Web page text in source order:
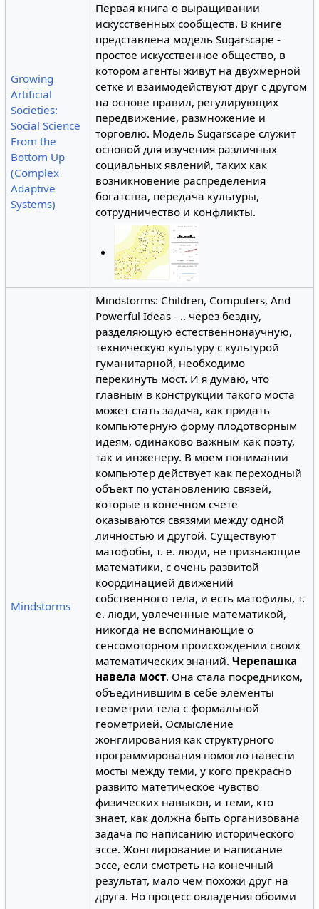
Growing
Artificial
Societies:
Social Science
From the
Bottom Up
(Complex
Adaptive
Systems)
Первая книга о выращивании
искусственных сообществ. В книге
представлена модель Sugarscape -
простое искусственное общество, в
котором агенты живут на двухмерной
сетке и взаимодействуют друг с другом
на основе правил, регулирующих
передвижение, размножение и
торговлю. Модель Sugarscape служит
основой для изучения различных
социальных явлений, таких как
возникновение распределения
богатства, передача культуры,
сотрудничество и конфликты.
Mindstorms
Mindstorms: Children, Computers, And
Powerful Ideas - .. через бездну,
разделяющую естественнонаучную,
техническую культуру с культурой
гуманитарной, необходимо
перекинуть мост. И я думаю, что
главным в конструкции такого моста
может стать задача, как придать
компьютерную форму плодотворным
идеям, одинаково важным как поэту,
так и инженеру. В моем понимании
компьютер действует как переходный
объект по установлению связей,
которые в конечном счете
оказываются связями между одной
личностью и другой. Существуют
матофобы, т. е. люди, не признающие
математики, с очень развитой
координацией движений
собственного тела, и есть матофилы, т.
е. люди, увлеченные математикой,
никогда не вспоминающие о
сенсомоторном происхождении своих
математических знаний.Черепашка
навела мост. Она стала посредником,
объединившим в себе элементы
геометрии тела с формальной
геометрией. Осмысление
жонглирования как структурного
программирования помогло навести
мосты между теми, у кого прекрасно
развито матетическое чувство
физических навыков, и теми, кто
знает, как должна быть организована
задача по написанию исторического
эссе. Жонглирование и написание
эссе, если смотреть на конечный
результат, мало чем похожи друг на
друга. Но процесс овладения обоими